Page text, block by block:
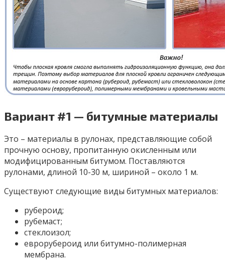
Вариант #1 — битумные материалы
Это – материалы в рулонах, представляющие собой
прочную основу, пропитанную окисленным или
модифицированным битумом. Поставляются
рулонами, длиной 10-30 м, шириной – около 1 м.
Существуют следующие виды битумных материалов:
рубероид;
рубемаст;
стеклоизол;
еврорубероид или битумно-полимерная
мембрана.